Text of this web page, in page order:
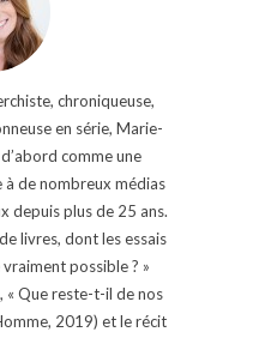
chroniqueuse,
en série, Marie-
comme une
de nombreux médias
depuis plus de 25 ans.
livres, dont les essais
possible ? »
« Que reste-t-il de nos
2019) et le récit